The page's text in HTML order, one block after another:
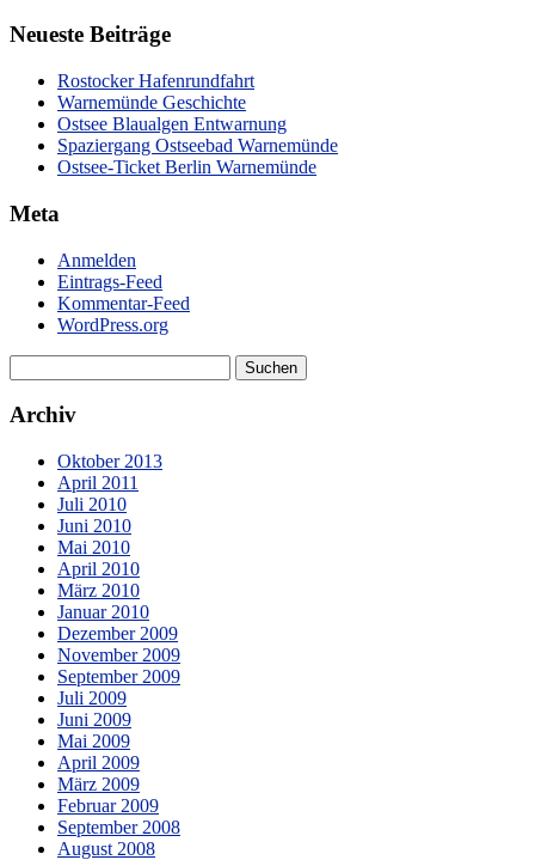
Neueste Beiträge
Rostocker Hafenrundfahrt
Warnemünde Geschichte
Ostsee Blaualgen Entwarnung
Spaziergang Ostseebad Warnemünde
Ostsee-Ticket Berlin Warnemünde
Meta
Anmelden
Eintrags-Feed
Kommentar-Feed
WordPress.org
Archiv
Oktober 2013
April 2011
Juli 2010
Juni 2010
Mai 2010
April 2010
März 2010
Januar 2010
Dezember 2009
November 2009
September 2009
Juli 2009
Juni 2009
Mai 2009
April 2009
März 2009
Februar 2009
September 2008
August 2008